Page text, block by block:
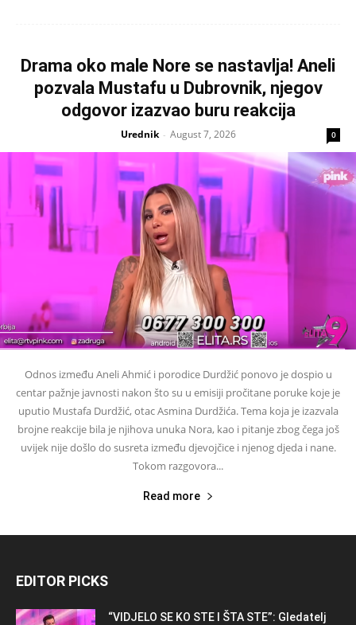
Drama oko male Nore se nastavlja! Aneli
pozvala Mustafu u Dubrovnik, njegov
odgovor izazvao buru reakcija
Urednik - August 7, 2026 0
Odnos između Aneli Ahmić i porodice Durdžić ponovo je dospio u
centar pažnje javnosti nakon što su u emisiji pročitane poruke koje je
uputio Mustafa Durdžić, otac Asmina Durdžića. Tema koja je izazvala
brojne reakcije bila je njihova unuka Nora, kao i pitanje zbog čega još
uvijek nije došlo do susreta između djevojčice i njenog djeda i nane.
Tokom razgovora...
Read more
EDITOR PICKS
“VIDJELO SE KO STE I ŠTA STE”: Gledatelj